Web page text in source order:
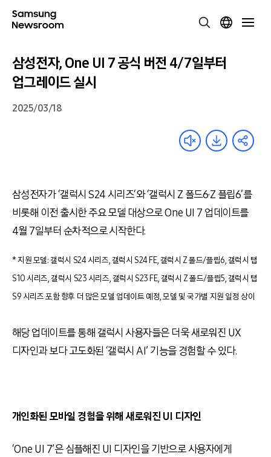
삼성전자, One UI 7 공식 버전 4/7일부터
업그레이드 실시
2025/03/18
삼성전자가‘갤럭시 S24시리즈‘와‘갤럭시 Z폴드6·Z플립6′를
비롯해 이전 출시한 주요 모델 대상으로One UI 7 업데이트를
4월 7일부터 순차적으로 시작한다.
* 지원 모델: 갤럭시 S24 시리즈, 갤럭시 S24 FE, 갤럭시 Z 폴드/플립6, 갤럭시 탭
S10 시리즈, 갤럭시 S23 시리즈, 갤럭시 S23 FE, 갤럭시 Z 폴드/플립5, 갤럭시 탭
S9 시리즈 포함 향후 더 많은 모델 업데이트 예정, 모델 및 국가별 지원 일정 상이
해당 업데이트를 통해 갤럭시 사용자들은 더욱 새로워진 UX
디자인과 보다 고도화된‘갤럭시 AI’ 기능을 경험할 수 있다.
개인화된 모바일 경험을 위해 새로워진 UI 디자인
‘One UI 7’은 심플해진 UI 디자인을 기반으로 사용자에게